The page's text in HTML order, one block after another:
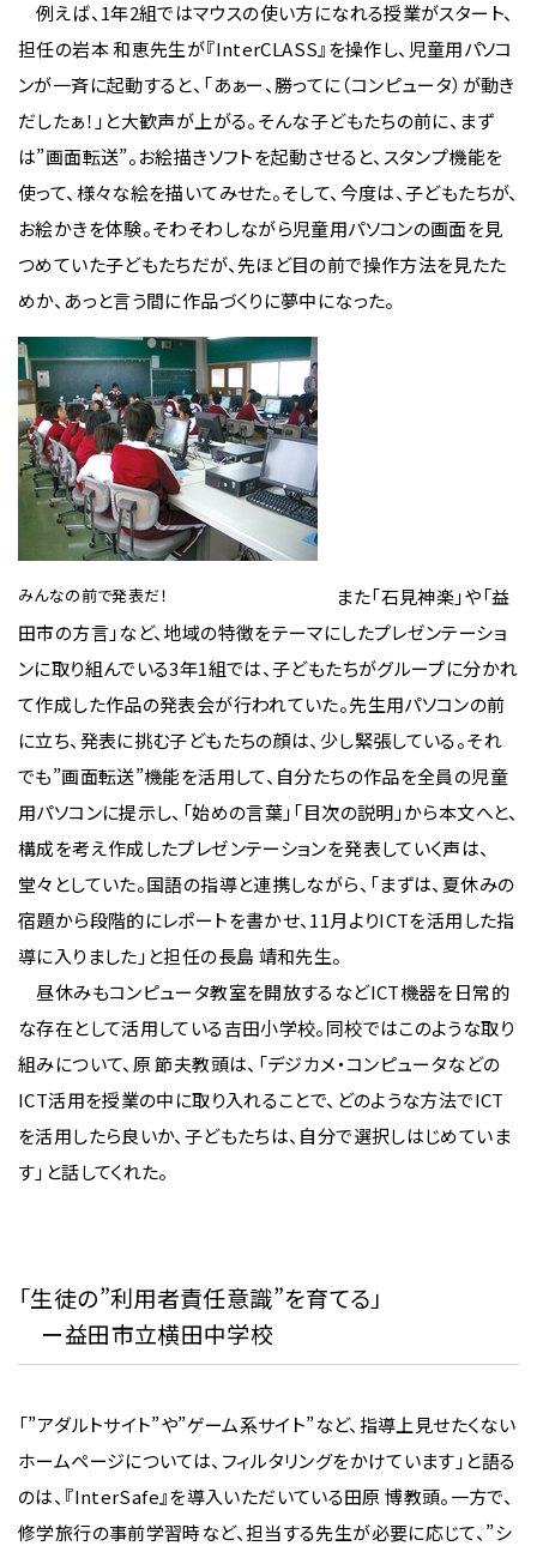
例えば、1年2組ではマウスの使い方になれる授業がスタート、
担任の岩本 和恵先生が『InterCLASS』を操作し、児童用パソコ
ンが一斉に起動すると、「あぁー、勝ってに（コンピュータ）が動き
だしたぁ！」と大歓声が上がる。そんな子どもたちの前に、まず
は”画面転送”。お絵描きソフトを起動させると、スタンプ機能を
使って、様々な絵を描いてみせた。そして、今度は、子どもたちが、
お絵かきを体験。そわそわしながら児童用パソコンの画面を見
つめていた子どもたちだが、先ほど目の前で操作方法を見たた
めか、あっと言う間に作品づくりに夢中になった。
みんなの前で発表だ！
また「石見神楽」や「益
田市の方言」など、地域の特徴をテーマにしたプレゼンテーショ
ンに取り組んでいる3年1組では、子どもたちがグループに分かれ
て作成した作品の発表会が行われていた。先生用パソコンの前
に立ち、発表に挑む子どもたちの顔は、少し緊張している。それ
でも”画面転送”機能を活用して、自分たちの作品を全員の児童
用パソコンに提示し、「始めの言葉」「目次の説明」から本文へと、
構成を考え作成したプレゼンテーションを発表していく声は、
堂々としていた。国語の指導と連携しながら、「まずは、夏休みの
宿題から段階的にレポートを書かせ、11月よりICTを活用した指
導に入りました」と担任の長島 靖和先生。
昼休みもコンピュータ教室を開放するなどICT機器を日常的
な存在として活用している吉田小学校。同校ではこのような取り
組みについて、原 節夫教頭は、「デジカメ・コンピュータなどの
ICT活用を授業の中に取り入れることで、どのような方法でICT
を活用したら良いか、子どもたちは、自分で選択しはじめていま
す」と話してくれた。
「生徒の”利用者責任意識”を育てる」
ー益田市立横田中学校
「”アダルトサイト”や”ゲーム系サイト”など、指導上見せたくない
ホームページについては、フィルタリングをかけています」と語る
のは、『InterSafe』を導入いただいている田原 博教頭。一方で、
修学旅行の事前学習時など、担当する先生が必要に応じて、”シ